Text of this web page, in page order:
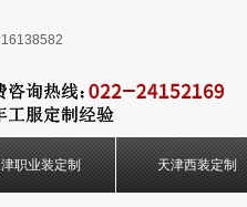
职业装定制 天津西装定制